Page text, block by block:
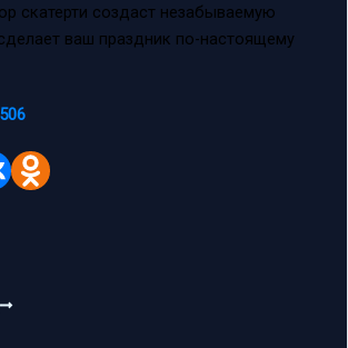
скатерти создаст незабываемую
ваш праздник по-настоящему
506